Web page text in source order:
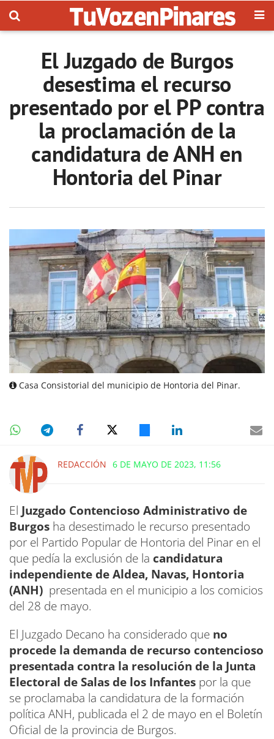
El Juzgado de Burgos
desestima el recurso
presentado por el PP contra
la proclamación de la
candidatura de ANH en
Hontoria del Pinar
Casa Consistorial del municipio de Hontoria del Pinar.
REDACCIÓN 6 DE MAYO DE 2023, 11:56
El Juzgado Contencioso Administrativo de
Burgos ha desestimado le recurso presentado
por el Partido Popular de Hontoria del Pinar en el
que pedía la exclusión de la candidatura
independiente de Aldea, Navas, Hontoria
(ANH) presentada en el municipio a los comicios
del 28 de mayo.
El Juzgado Decano ha considerado que no
procede la demanda de recurso contencioso
presentada contra la resolución de la Junta
Electoral de Salas de los Infantes por la que
se proclamaba la candidatura de la formación
política ANH, publicada el 2 de mayo en el Boletín
Oficial de la provincia de Burgos.